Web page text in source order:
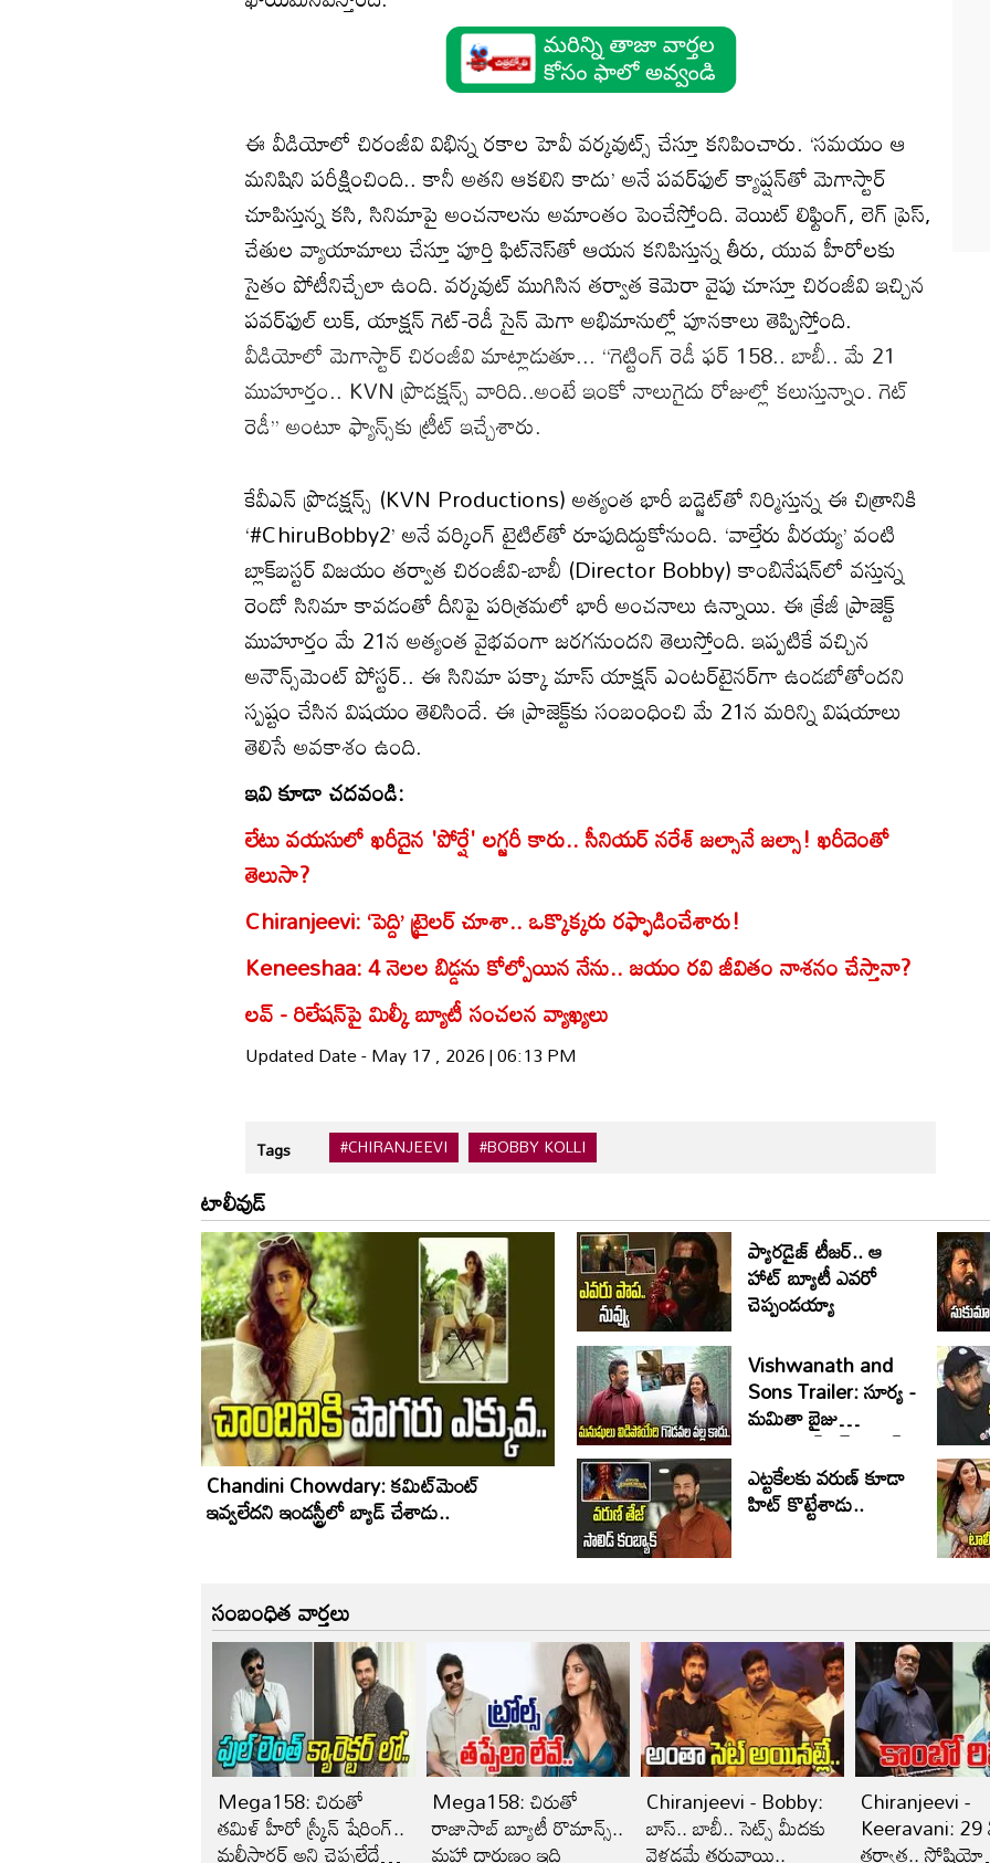
ఈ వీడియోలో చిరంజీవి విభిన్న రకాల హెవీ వర్కవుట్స్ చేస్తూ కనిపించారు. ‘సమయం ఆ
మనిషిని పరీక్షించింది.. కానీ అతని ఆకలిని కాదు’ అనే పవర్‌ఫుల్ క్యాప్షన్‌తో మెగాస్టార్
చూపిస్తున్న కసి, సినిమాపై అంచనాలను అమాంతం పెంచేస్తోంది. వెయిట్ లిఫ్టింగ్, లెగ్ ప్రెస్,
చేతుల వ్యాయామాలు చేస్తూ పూర్తి ఫిట్‌నెస్‌తో ఆయన కనిపిస్తున్న తీరు, యువ హీరోలకు
సైతం పోటీనిచ్చేలా ఉంది. వర్కవుట్ ముగిసిన తర్వాత కెమెరా వైపు చూస్తూ చిరంజీవి ఇచ్చిన
పవర్‌ఫుల్ లుక్, యాక్షన్ గెట్-రెడీ సైన్ మెగా అభిమానుల్లో పూనకాలు తెప్పిస్తోంది.
వీడియోలో మెగాస్టార్ చిరంజీవి మాట్లాడుతూ... ‘‘గెట్టింగ్ రెడీ ఫర్ 158.. బాబీ.. మే 21
ముహూర్తం.. KVN ప్రొడక్షన్స్ వారిది..అంటే ఇంకో నాలుగైదు రోజుల్లో కలుస్తున్నాం. గెట్
రెడీ’’ అంటూ ఫ్యాన్స్‌కు ట్రీట్ ఇచ్చేశారు.
కేవీఎన్ ప్రొడక్షన్స్ (KVN Productions) అత్యంత భారీ బడ్జెట్‌తో నిర్మిస్తున్న ఈ చిత్రానికి
‘#ChiruBobby2’ అనే వర్కింగ్ టైటిల్‌తో రూపుదిద్దుకోనుంది. ‘వాల్తేరు వీరయ్య’ వంటి
బ్లాక్‌బస్టర్ విజయం తర్వాత చిరంజీవి-బాబీ (Director Bobby) కాంబినేషన్‌లో వస్తున్న
రెండో సినిమా కావడంతో దీనిపై పరిశ్రమలో భారీ అంచనాలు ఉన్నాయి. ఈ క్రేజీ ప్రాజెక్ట్
ముహూర్తం మే 21న అత్యంత వైభవంగా జరగనుందని తెలుస్తోంది. ఇప్పటికే వచ్చిన
అనౌన్స్‌మెంట్ పోస్టర్.. ఈ సినిమా పక్కా మాస్ యాక్షన్ ఎంటర్‌టైనర్‌గా ఉండబోతోందని
స్పష్టం చేసిన విషయం తెలిసిందే. ఈ ప్రాజెక్ట్‌కు సంబంధించి మే 21న మరిన్ని విషయాలు
తెలిసే అవకాశం ఉంది.
ఇవి కూడా చదవండి:
లేటు వ‌య‌సులో ఖ‌రీదైన 'పోర్షే' ల‌గ్జ‌రీ కారు.. సీనియ‌ర్ న‌రేశ్ జ‌ల్సానే జ‌ల్సా! ఖరీదెంతో
తెలుసా?
Chiranjeevi: ‘పెద్ది’ ట్రైలర్ చూశా.. ఒక్కొక్కరు రఫ్ఫాడించేశారు!
Keneeshaa: 4 నెలల బిడ్డను కోల్పోయిన నేను.. జయం రవి జీవితం నాశనం చేస్తానా?
లవ్‌ - రిలేషన్‌‌పై మిల్కీ బ్యూటీ సంచలన వ్యాఖ్యలు
Updated Date - May 17 , 2026 | 06:13 PM
Tags #CHIRANJEEVI #BOBBY KOLLI
టాలీవుడ్
Chandini Chowdary: కమిట్‌మెంట్
ఇవ్వలేదని ఇండస్ట్రీలో బ్యాడ్ చేశాడు..
ప్యారడైజ్ టీజర్.. ఆ
హాట్ బ్యూటీ ఎవరో
చెప్పండయ్యా
Vishwanath and
Sons Trailer: సూర్య -
మమితా బైజు
ఎమోషనల్ రైడ్.. హిట్
పక్కా
ఎట్టకేలకు వరుణ్ కూడా
హిట్ కొట్టేశాడు..
సంబంధిత వార్తలు
Mega158: చిరుతో
తమిళ్ హీరో స్క్రీన్ షేరింగ్..
మల్టీస్టారర్ అని చెప్పలేదే
Mega158: చిరుతో
రాజాసాబ్ బ్యూటీ రొమాన్స్..
మహా దారుణం ఇది
Chiranjeevi - Bobby:
బాస్‌.. బాబీ.. సెట్స్‌ మీదకు
వెళ్లడమే తరువాయి..
Chiranjeevi -
Keeravani: 29
తర్వాత.. సోషియో